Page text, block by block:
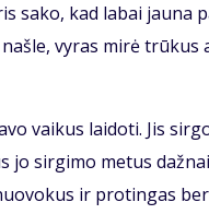
sa­ko, kad la­bai jau­na
vy­ras mi­rė
vai­kus lai­do­ti. Jis
jo sir­gi­mo me­tus
ir pro­tin­gas